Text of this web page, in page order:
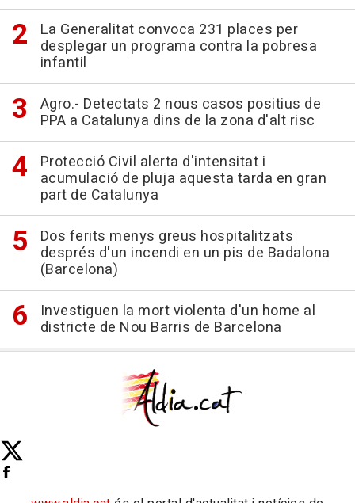
La Generalitat convoca 231 places per
desplegar un programa contra la pobresa
infantil
Agro.- Detectats 2 nous casos positius de
PPA a Catalunya dins de la zona d'alt risc
Protecció Civil alerta d'intensitat i
acumulació de pluja aquesta tarda en gran
part de Catalunya
Dos ferits menys greus hospitalitzats
després d'un incendi en un pis de Badalona
(Barcelona)
Investiguen la mort violenta d'un home al
districte de Nou Barris de Barcelona